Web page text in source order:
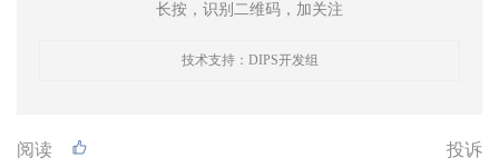
长按，识别二维码，加关注
技术支持：DIPS开发组
阅读 投诉